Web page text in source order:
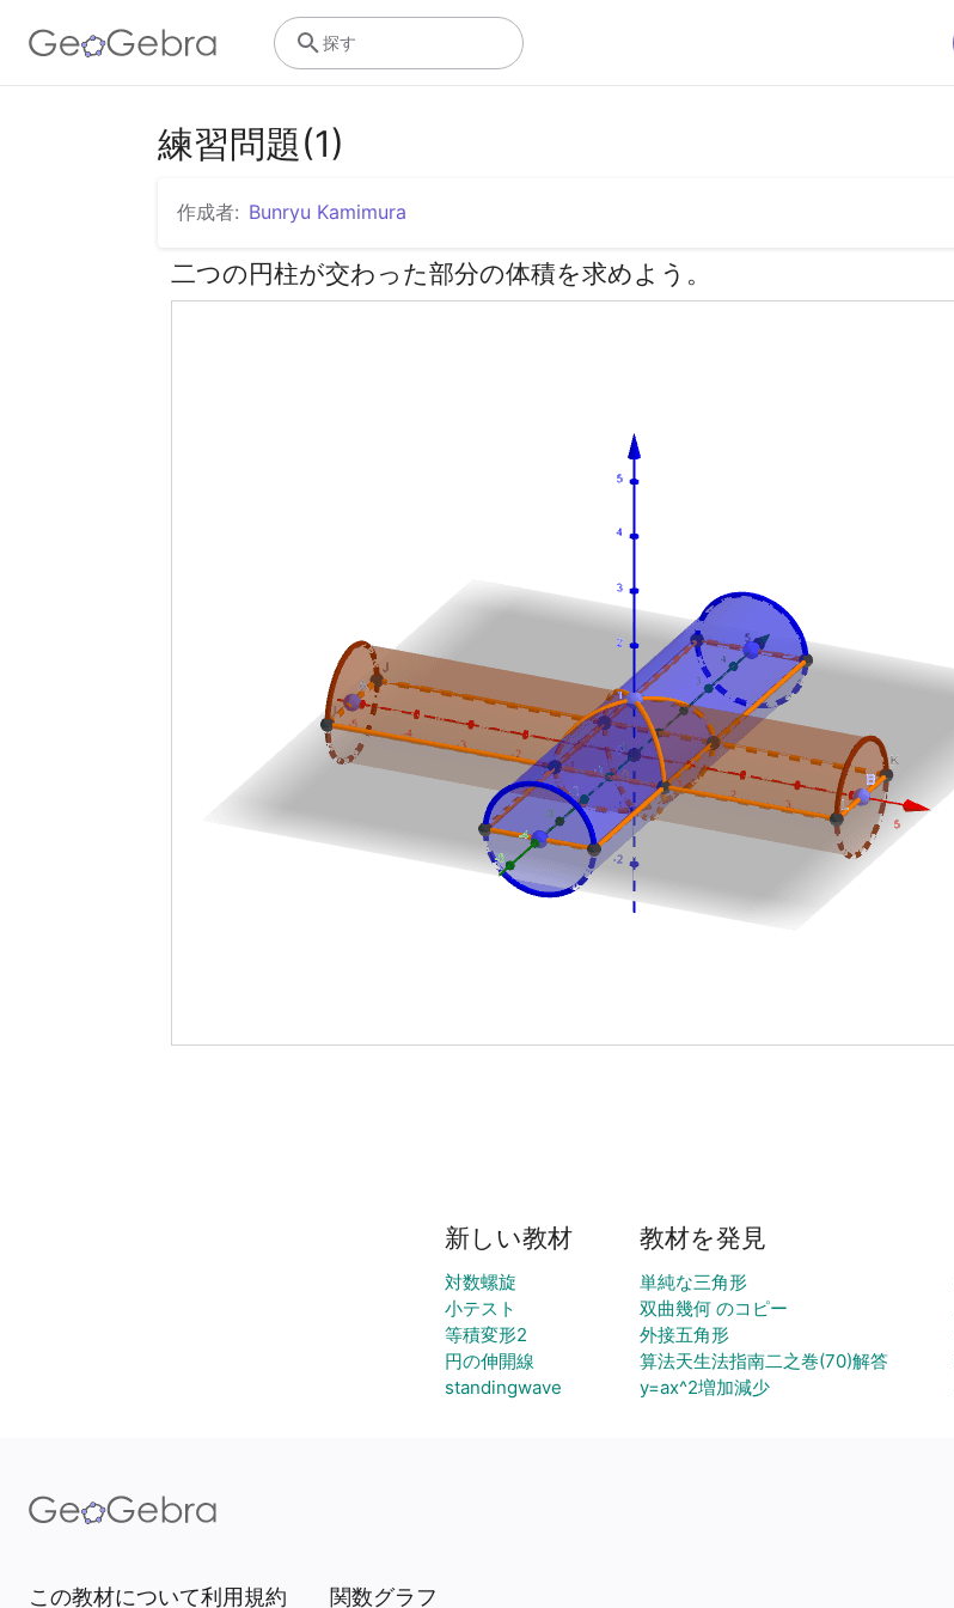
探す
練習問題(1)
作成者: Bunryu Kamimura
二つの円柱が交わった部分の体積を求めよう。
新しい教材
対数螺旋
小テスト
等積変形2
円の伸開線
standingwave
教材を発見
単純な三角形
双曲幾何 のコピー
外接五角形
算法天生法指南二之巻(70)解答
y=ax^2増加減少
この教材について利用規約 関数グラフ